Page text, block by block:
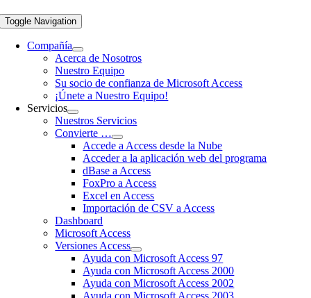
Toggle Navigation
Compañía
Acerca de Nosotros
Nuestro Equipo
Su socio de confianza de Microsoft Access
¡Únete a Nuestro Equipo!
Servicios
Nuestros Servicios
Convierte …
Accede a Access desde la Nube
Acceder a la aplicación web del programa
dBase a Access
FoxPro a Access
Excel en Access
Importación de CSV a Access
Dashboard
Microsoft Access
Versiones Access
Ayuda con Microsoft Access 97
Ayuda con Microsoft Access 2000
Ayuda con Microsoft Access 2002
Ayuda con Microsoft Access 2003